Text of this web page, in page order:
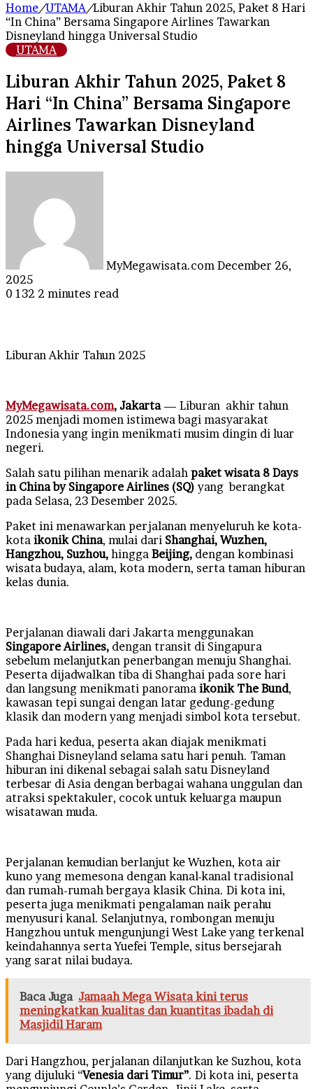
Home/UTAMA/Liburan Akhir Tahun 2025, Paket 8 Hari
“In China” Bersama Singapore Airlines Tawarkan
Disneyland hingga Universal Studio
UTAMA
Liburan Akhir Tahun 2025, Paket 8
Hari “In China” Bersama Singapore
Airlines Tawarkan Disneyland
hingga Universal Studio
MyMegawisata.com December 26,
2025
0 132 2 minutes read
Liburan Akhir Tahun 2025
MyMegawisata.com, Jakarta— Liburan akhir tahun
2025 menjadi momen istimewa bagi masyarakat
Indonesia yang ingin menikmati musim dingin di luar
negeri.
Salah satu pilihan menarik adalah paket wisata 8 Days
in China by Singapore Airlines (SQ) yang berangkat
pada Selasa, 23 Desember 2025.
Paket ini menawarkan perjalanan menyeluruh ke kota-
kota ikonik China, mulai dari Shanghai, Wuzhen,
Hangzhou, Suzhou, hingga Beijing, dengan kombinasi
wisata budaya, alam, kota modern, serta taman hiburan
kelas dunia.
Perjalanan diawali dari Jakarta menggunakan
Singapore Airlines, dengan transit di Singapura
sebelum melanjutkan penerbangan menuju Shanghai.
Peserta dijadwalkan tiba di Shanghai pada sore hari
dan langsung menikmati panorama ikonik The Bund,
kawasan tepi sungai dengan latar gedung-gedung
klasik dan modern yang menjadi simbol kota tersebut.
Pada hari kedua, peserta akan diajak menikmati
Shanghai Disneyland selama satu hari penuh. Taman
hiburan ini dikenal sebagai salah satu Disneyland
terbesar di Asia dengan berbagai wahana unggulan dan
atraksi spektakuler, cocok untuk keluarga maupun
wisatawan muda.
Perjalanan kemudian berlanjut ke Wuzhen, kota air
kuno yang memesona dengan kanal-kanal tradisional
dan rumah-rumah bergaya klasik China. Di kota ini,
peserta juga menikmati pengalaman naik perahu
menyusuri kanal. Selanjutnya, rombongan menuju
Hangzhou untuk mengunjungi West Lake yang terkenal
keindahannya serta Yuefei Temple, situs bersejarah
yang sarat nilai budaya.
Baca Juga Jamaah Mega Wisata kini terus
meningkatkan kualitas dan kuantitas ibadah di
Masjidil Haram
Dari Hangzhou, perjalanan dilanjutkan ke Suzhou, kota
yang dijuluki “Venesia dari Timur”. Di kota ini, peserta